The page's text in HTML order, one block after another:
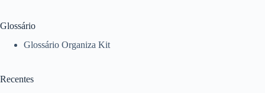
Glossário
Glossário Organiza Kit
Recentes